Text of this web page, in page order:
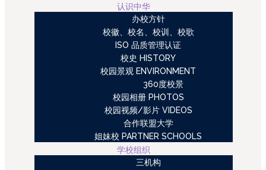
认识中华
办校方针
校徽、校名、校训、校歌
ISO 品质管理认证
校史 HISTORY
校园景观 ENVIRONMENT
360度校景
校园相册 PHOTOS
校园视频/影片 VIDEOS
合作联盟大学
姐妹校 PARTNER SCHOOLS
学校组织
三机构